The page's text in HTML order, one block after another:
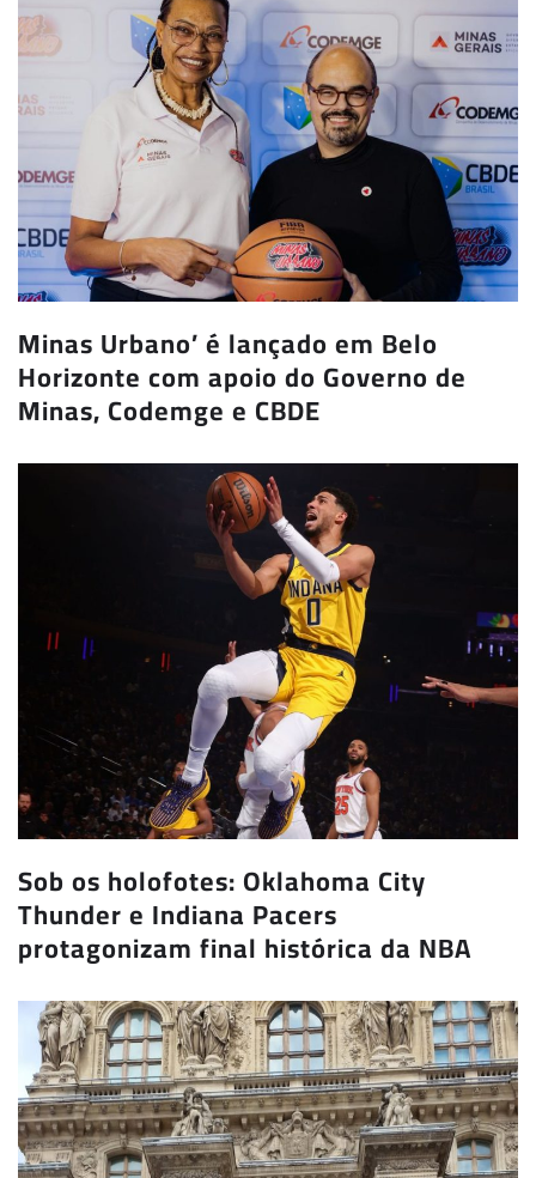
Minas Urbano’ é lançado em Belo
Horizonte com apoio do Governo de
Minas, Codemge e CBDE
Sob os holofotes: Oklahoma City
Thunder e Indiana Pacers
protagonizam final histórica da NBA